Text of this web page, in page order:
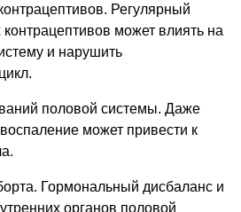
Регулярный
может влиять на
и нарушить
половой системы. Даже
может привести к
Гормональный дисбаланс и
органов половой